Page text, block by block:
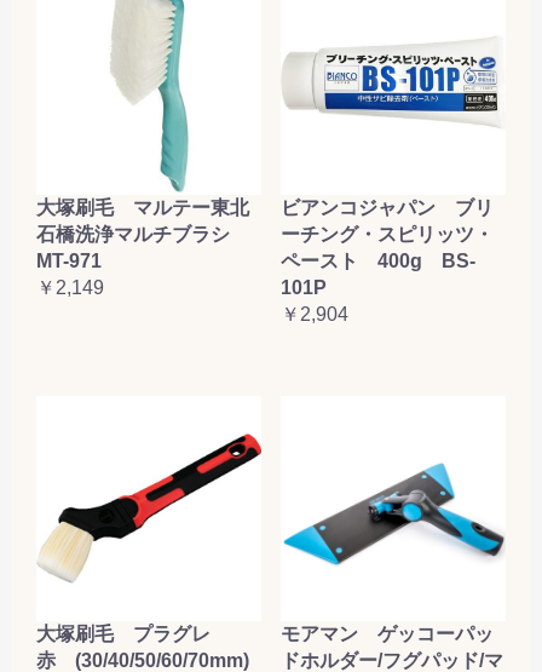
大塚刷毛 マルテー東北
石橋洗浄マルチブラシ
MT-971
￥2,149
ビアンコジャパン ブリ
ーチング・スピリッツ・
ペースト 400g BS-
101P
￥2,904
大塚刷毛 プラグレ
赤 (30/40/50/60/70mm)
モアマン ゲッコーパッ
ドホルダー/フグパッド/マ